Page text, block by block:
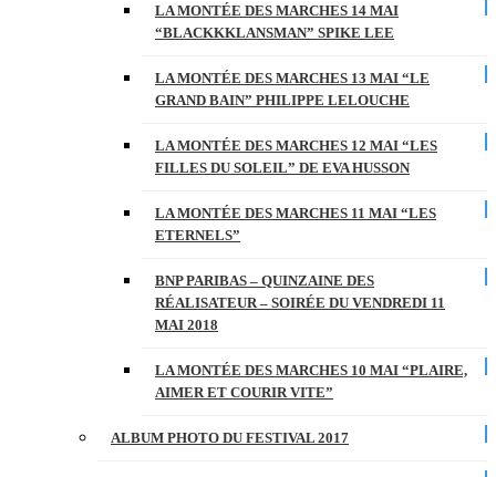
LA MONTÉE DES MARCHES 14 MAI
“BLACKKKLANSMAN” SPIKE LEE
LA MONTÉE DES MARCHES 13 MAI “LE
GRAND BAIN” PHILIPPE LELOUCHE
LA MONTÉE DES MARCHES 12 MAI “LES
FILLES DU SOLEIL” DE EVA HUSSON
LA MONTÉE DES MARCHES 11 MAI “LES
ETERNELS”
BNP PARIBAS – QUINZAINE DES
RÉALISATEUR – SOIRÉE DU VENDREDI 11
MAI 2018
LA MONTÉE DES MARCHES 10 MAI “PLAIRE,
AIMER ET COURIR VITE”
ALBUM PHOTO DU FESTIVAL 2017